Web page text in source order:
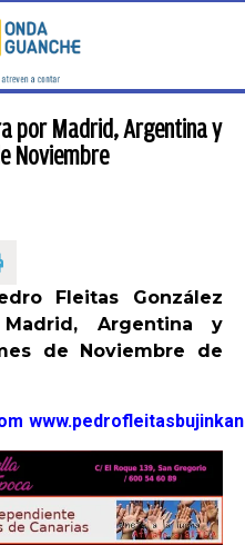
por Madrid, Argentina y
Noviembre
Fleitas González
Argentina y
de Noviembre de